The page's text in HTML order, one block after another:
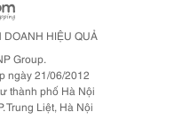
DOANH HIỆU QUẢ
Group.
ngày 21/06/2012
thành phố Hà Nội
Trung Liệt, Hà Nội